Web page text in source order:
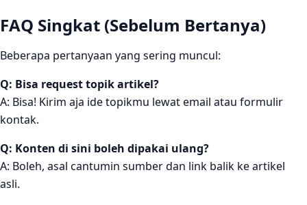
FAQ Singkat (Sebelum Bertanya)
Beberapa pertanyaan yang sering muncul:
Q: Bisa request topik artikel?
A: Bisa! Kirim aja ide topikmu lewat email atau formulir
kontak.
Q: Konten di sini boleh dipakai ulang?
A: Boleh, asal cantumin sumber dan link balik ke artikel
asli.